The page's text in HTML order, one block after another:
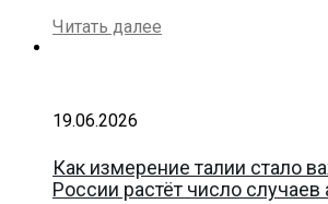
Читать далее
19.06.2026
Как измерение талии стало
России растёт число